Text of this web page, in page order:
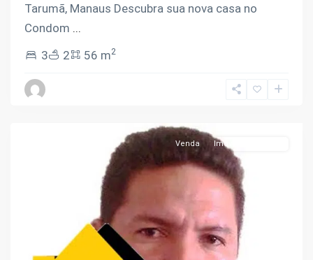
Tarumã, Manaus Descubra sua nova casa no
Condom ...
3
2 56 m2
Venda Imóveis Em Obras